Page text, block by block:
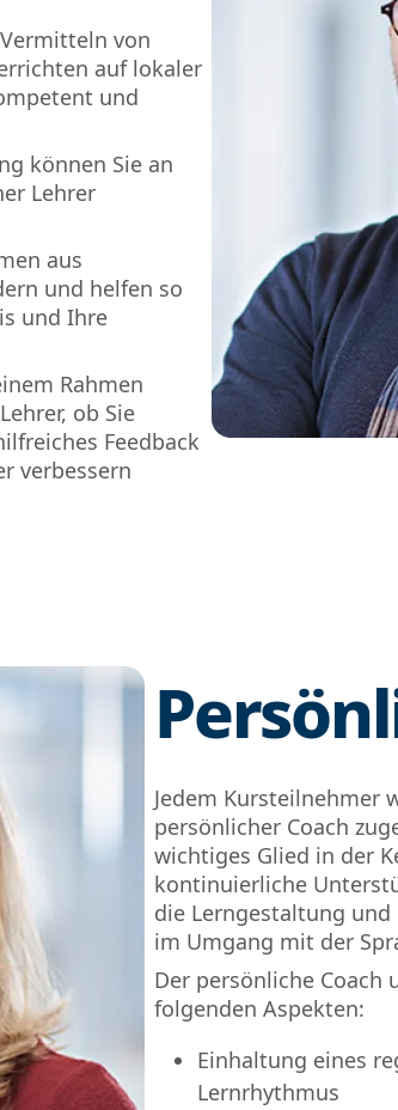
von
auf lokaler
und
können Sie an
Lehrer
aus
und helfen so
und Ihre
Rahmen
ob Sie
Feedback
verbessern
Jedem Kursteilnehmer
persönlicher Coach
wichtiges Glied in der
kontinuierliche
die Lerngestaltung
im Umgang mit der
Der persönliche
folgenden Aspekten:
Einhaltung eines
Lernrhythmus